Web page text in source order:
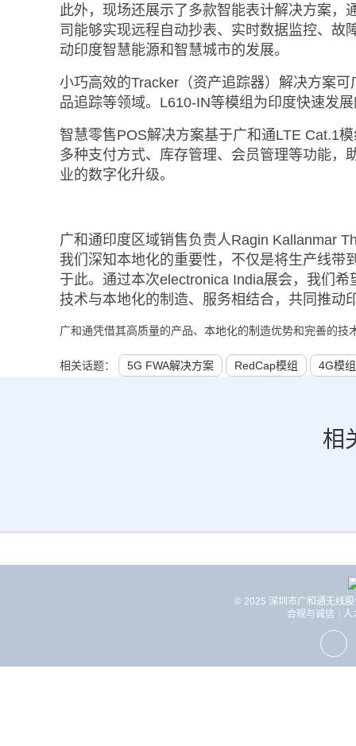
此外，现场还展示了多款智能表计解决方案，
司能够实现远程自动抄表、实时数据监控、故
动印度智慧能源和智慧城市的发展。
小巧高效的Tracker（资产追踪器）解决方案
品追踪等领域。L610-IN等模组为印度快速发
智慧零售POS解决方案基于广和通LTE Cat.1
多种支付方式、库存管理、会员管理等功能，
业的数字化升级。
广和通印度区域销售负责人Ragin Kallanmar
我们深知本地化的重要性，不仅是将生产线带
于此。通过本次electronica India展会，我们
技术与本地化的制造、服务相结合，共同推动
广和通凭借其高质量的产品、本地化的制造优势和完善的
相关话题： 5G FWA解决方案 RedCap模组 4G模组
相
© 2025 深圳市广和通无线
合规与诚信
人